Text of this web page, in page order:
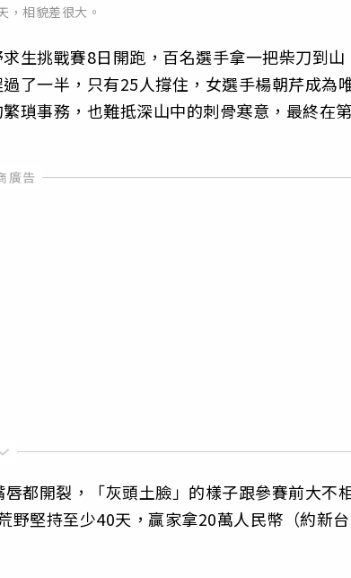
，相貌差很大。
生挑戰賽8日開跑，百名選手拿一把柴刀到山
了一半，只有25人撐住，女選手楊朝芹成為
瑣事務，也難抵深山中的刺骨寒意，最終在
都開裂，「灰頭土臉」的樣子跟參賽前大不
野堅持至少40天，贏家拿20萬人民幣（約新台